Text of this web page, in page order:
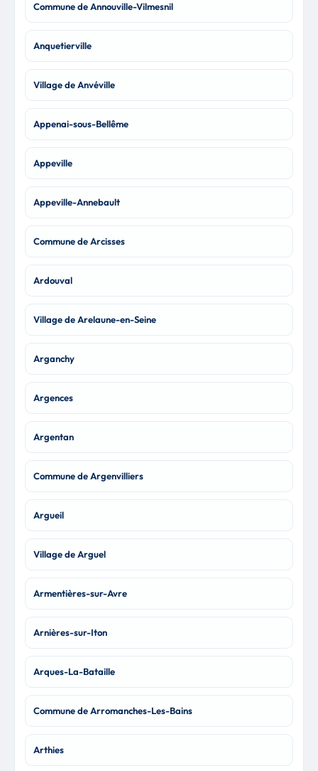
Commune de Annouville-Vilmesnil
Anquetierville
Village de Anvéville
Appenai-sous-Bellême
Appeville
Appeville-Annebault
Commune de Arcisses
Ardouval
Village de Arelaune-en-Seine
Arganchy
Argences
Argentan
Commune de Argenvilliers
Argueil
Village de Arguel
Armentières-sur-Avre
Arnières-sur-Iton
Arques-La-Bataille
Commune de Arromanches-Les-Bains
Arthies